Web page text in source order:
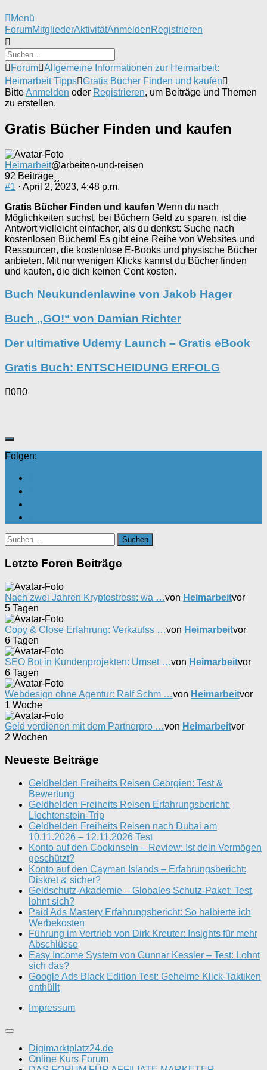
Menü
Forum-
Navigation
ForumMitgliederAktivitätAnmeldenRegistrieren
Forum-
Breadcrumbs
-
Du
bist
Forum Allgemeine Informationen zur Heimarbeit:
Heimarbeit Tipps Gratis Bücher Finden und kaufen
BitteAnmelden oder Registrieren, um Beiträge und Themen
zu erstellen.
Gratis Bücher Finden und kaufen
Heimarbeit@arbeiten-und-reisen
92 Beiträge
#1 · April 2, 2023, 4:48 p.m.
Gratis Bücher Finden und kaufen Wenn du nach
Möglichkeiten suchst, bei Büchern Geld zu sparen, ist die
Antwort vielleicht einfacher, als du denkst: Suche nach
kostenlosen Büchern! Es gibt eine Reihe von Websites und
Ressourcen, die kostenlose E-Books und physische Bücher
anbieten. Mit nur wenigen Klicks kannst du Bücher finden
und kaufen, die dich keinen Cent kosten.
Buch Neukundenlawine von Jakob Hager
Buch „GO!“ von Damian Richter
Der ultimative Udemy Launch – Gratis eBook
Gratis Buch: ENTSCHEIDUNG ERFOLG
Anklicken
0 Anklicken
0
Folgen:
Suchen
nach:
Letzte Foren Beiträge
Nach zwei Jahren Kryptostress: wa …von Heimarbeitvor
5 Tagen
Copy & Close Erfahrung: Verkaufss …von Heimarbeitvor
6 Tagen
SEO Bot in Kundenprojekten: Umset …von Heimarbeitvor
6 Tagen
Webdesign ohne Agentur: Ralf Schm …von Heimarbeitvor
1 Woche
Geld verdienen mit dem Partnerpro …von Heimarbeitvor
2 Wochen
Neueste Beiträge
Geldhelden Freiheits Reisen Georgien: Test &
Bewertung
Geldhelden Freiheits Reisen Erfahrungsbericht:
Liechtenstein-Trip
Geldhelden Freiheits Reisen nach Dubai am
10.11.2026 – 12.11.2026 Test
Konto auf den Cookinseln – Review: Ist dein Vermögen
geschützt?
Konto auf den Cayman Islands – Erfahrungsbericht:
Diskret & sicher?
Geldschutz-Akademie – Globales Schutz-Paket: Test,
lohnt sich?
Paid Ads Mastery Erfahrungsbericht: So halbierte ich
Werbekosten
Führung im Vertrieb von Dirk Kreuter: Insights für mehr
Abschlüsse
Easy Income System von Gunnar Kessler – Test: Lohnt
sich das?
Google Ads Black Edition Test: Geheime Klick-Taktiken
enthüllt
Impressum
Digimarktplatz24.de
Online Kurs Forum